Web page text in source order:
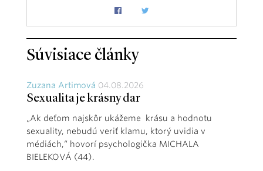
Súvisiace články
Zuzana Artimová 04.08.2026
Sexualita je krásny dar
„Ak deťom najskôr ukážeme krásu a hodnotu
sexuality, nebudú veriť klamu, ktorý uvidia v
médiách,“ hovorí psychologička MICHALA
BIELEKOVÁ (44).